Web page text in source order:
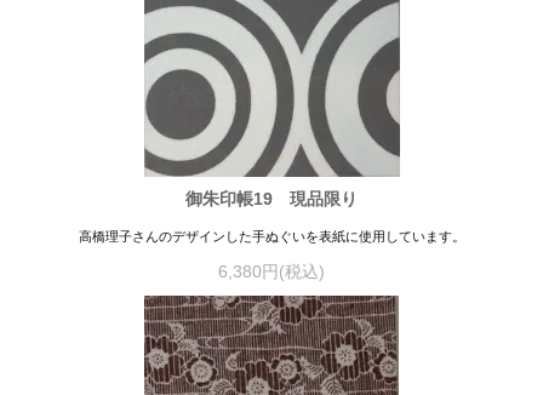
御朱印帳19 現品限り
高橋理子さんのデザインした手ぬぐいを表紙に使用しています。
6,380円(税込)